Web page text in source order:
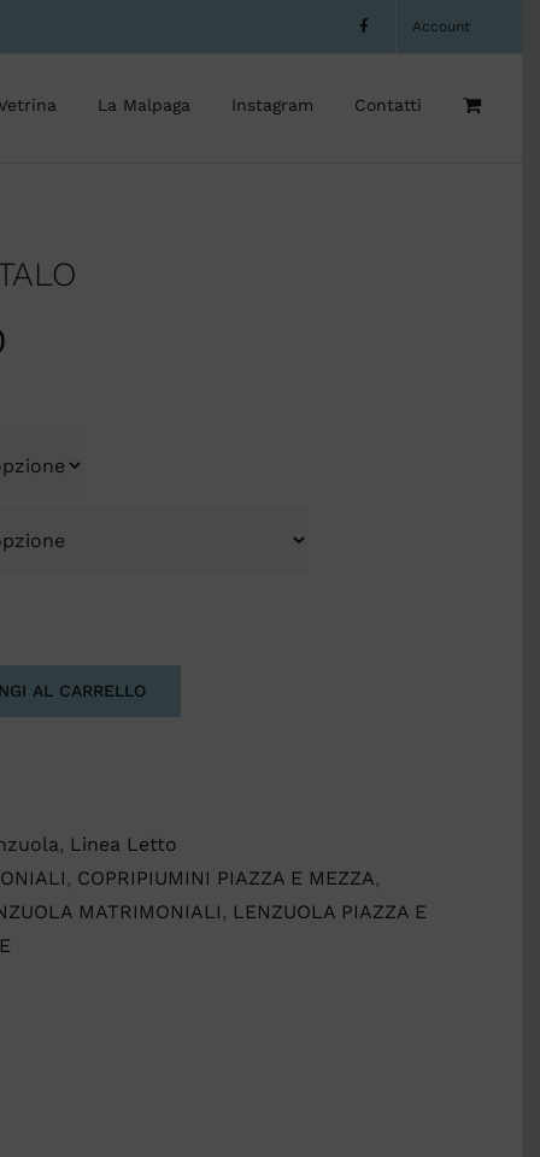
Account
La Malpaga Instagram Contatti
AL CARRELLO
, Linea Letto
, COPRIPIUMINI PIAZZA E MEZZA,
MATRIMONIALI, LENZUOLA PIAZZA E